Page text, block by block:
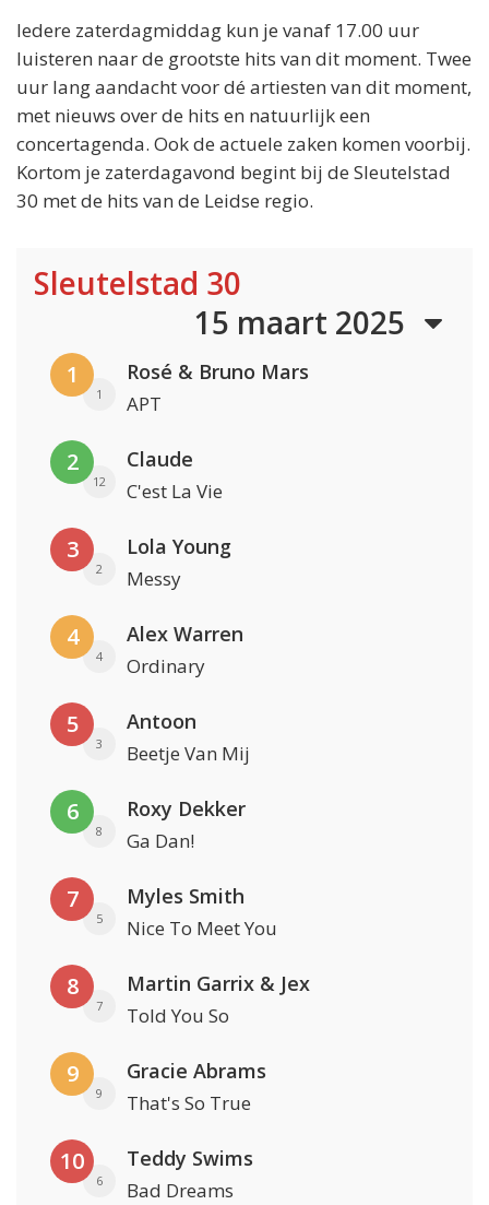
Iedere zaterdagmiddag kun je vanaf 17.00 uur
luisteren naar de grootste hits van dit moment. Twee
uur lang aandacht voor dé artiesten van dit moment,
met nieuws over de hits en natuurlijk een
concertagenda. Ook de actuele zaken komen voorbij.
Kortom je zaterdagavond begint bij de Sleutelstad
30 met de hits van de Leidse regio.
Sleutelstad 30
15 maart 2025
1
1
Rosé & Bruno Mars
APT
2
12
Claude
C'est La Vie
3
2
Lola Young
Messy
4
4
Alex Warren
Ordinary
5
3
Antoon
Beetje Van Mij
6
8
Roxy Dekker
Ga Dan!
7
5
Myles Smith
Nice To Meet You
8
7
Martin Garrix & Jex
Told You So
9
9
Gracie Abrams
That's So True
10
6
Teddy Swims
Bad Dreams